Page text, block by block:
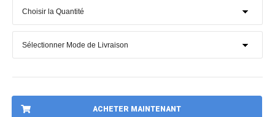
ACHETER MAINTENANT